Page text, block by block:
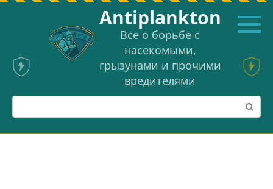
Перейти
Аntiplankton
Все о борьбе с
насекомыми,
грызунами и прочими
вредителями
Поиск: